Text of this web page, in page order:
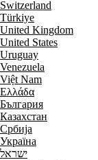
Switzerland
Türkiye
United Kingdom
United States
Uruguay
Venezuela
Việt Nam
Ελλάδα
България
Казахстан
Србија
Україна
ישראל